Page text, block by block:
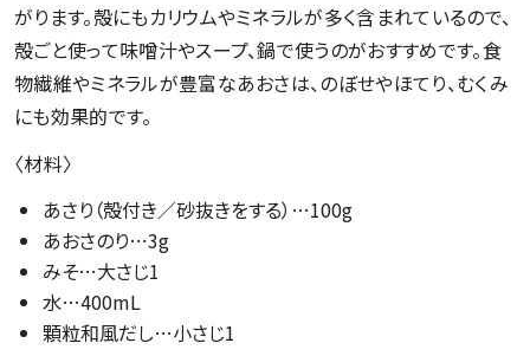
がります。殻にもカリウムやミネラルが多く含まれているので、
殻ごと使って味噌汁やスープ、鍋で使うのがおすすめです。食
物繊維やミネラルが豊富なあおさは、のぼせやほてり、むくみ
にも効果的です。
〈材料〉
あさり（殻付き／砂抜きをする）…100g
あおさのり…3g
みそ…大さじ1
水…400mL
顆粒和風だし…小さじ1